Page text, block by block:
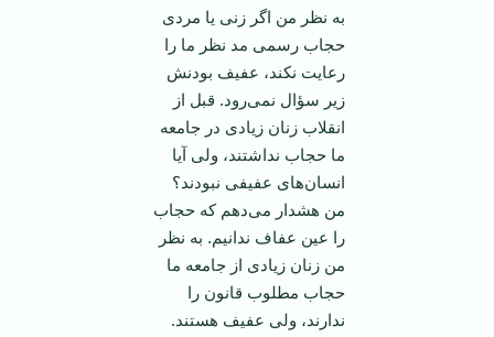
به نظر من اگر زنی یا مردی
حجاب رسمی مد نظر ما را
رعایت نکند، عفیف بودنش
زیر سؤال نمی‌رود. قبل از
انقلاب زنان زیادی در جامعه
ما حجاب نداشتند، ولی آیا
انسان‌های عفیفی نبودند؟
من هشدار می‌دهم که حجاب
را عین عفاف ندانیم. به نظر
من زنان زیادی از جامعه ما
حجاب مطلوب قانون را
ندارند، ولی عفیف هستند.